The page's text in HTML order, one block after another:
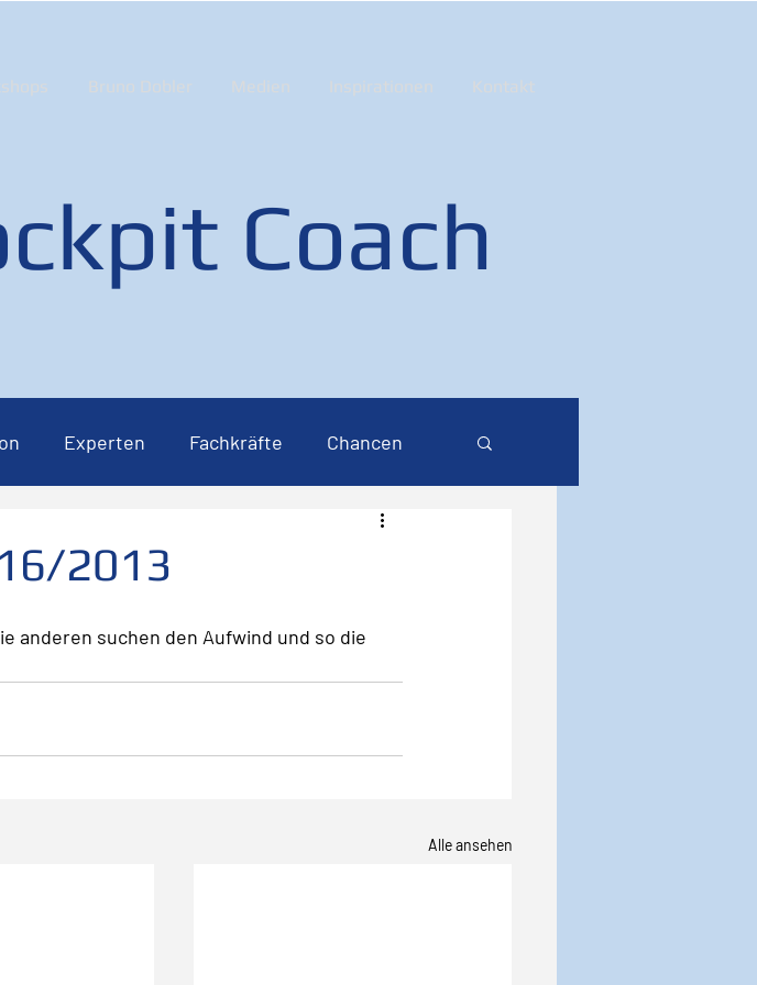
Bruno Dobler Medien Inspirationen Kontakt
Coach
Experten Fachkräfte Chancen
2013
anderen suchen den Aufwind und so die
Alle ansehen